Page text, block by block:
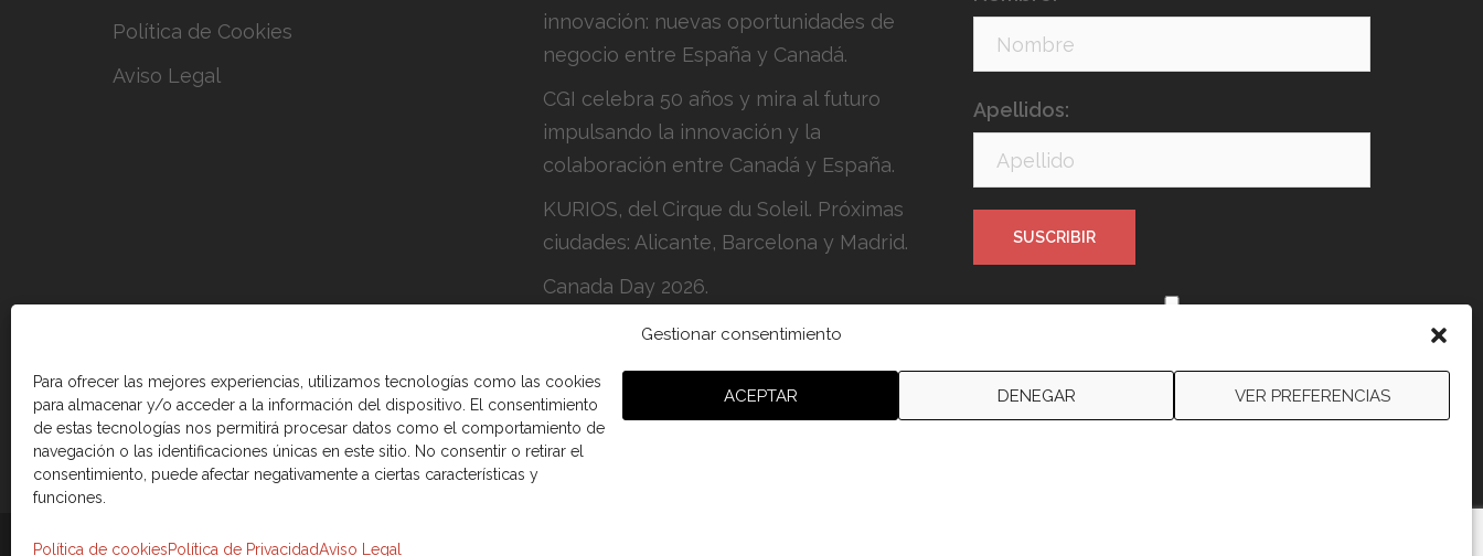
Gestionar consentimiento
Para ofrecer las mejores experiencias, utilizamos tecnologías como las cookies
para almacenar y/o acceder a la información del dispositivo. El consentimiento
de estas tecnologías nos permitirá procesar datos como el comportamiento de
navegación o las identificaciones únicas en este sitio. No consentir o retirar el
consentimiento, puede afectar negativamente a ciertas características y
funciones.
ACEPTAR DENEGAR VER PREFERENCIAS
Política de cookiesPolítica de PrivacidadAviso Legal
Política de Cookies
Aviso Legal
innovación: nuevas oportunidades de
negocio entre España y Canadá.
CGI celebra 50 años y mira al futuro
impulsando la innovación y la
colaboración entre Canadá y España.
KURIOS, del Cirque du Soleil. Próximas
ciudades: Alicante, Barcelona y Madrid.
Canada Day 2026.
Apellidos:
condiciones
© 2026 Cámara de comercio Canadá España.